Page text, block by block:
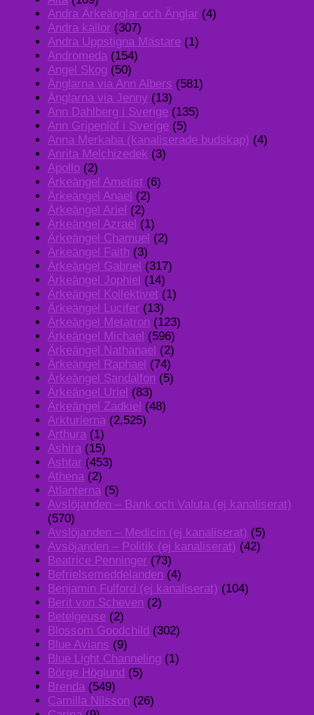
Andra Ärkeänglar och Änglar (4)
Andra källor (307)
Andra Uppstigna Mästare (1)
Andromeda (154)
Angel Skog (50)
Änglarna via Ann Albers (581)
Änglarna via Jenny (13)
Ann Dahlberg i Sverige (135)
Ann Gripenlöf i Sverige (5)
Anna Merkaba (kanaliserade budskap) (4)
Anrita Melchizedek (3)
Apollo (2)
Ärkeängel Ametist (6)
Ärkeängel Anael (2)
Ärkeängel Ariel (2)
Ärkeängel Azrael (1)
Ärkeängel Chamuel (2)
Ärkeängel Faith (3)
Ärkeängel Gabriel (317)
Ärkeängel Jophiel (14)
Ärkeängel Kollektivet (1)
Ärkeängel Lucifer (13)
Ärkeängel Metatron (123)
Ärkeängel Michael (596)
Ärkeängel Nathanael (2)
Ärkeängel Raphael (74)
Ärkeängel Sandalfon (5)
Ärkeängel Uriel (83)
Ärkeängel Zadkiel (48)
Arkturierna (2,525)
Arthura (1)
Ashira (15)
Ashtar (453)
Athena (2)
Atlanterna (5)
Avslöjanden – Bank och Valuta (ej kanaliserat)
(570)
Avslöjanden – Medicin (ej kanaliserat) (5)
Avsöjanden – Politik (ej kanaliserat) (42)
Beatrice Penninger (73)
Befrielsemeddelanden (4)
Benjamin Fulford (ej kanaliserat) (104)
Berit von Scheven (2)
Betelgeuse (2)
Blossom Goodchild (302)
Blue Avians (9)
Blue Light Channeling (1)
Börge Höglund (5)
Brenda (549)
Camilla Nilsson (26)